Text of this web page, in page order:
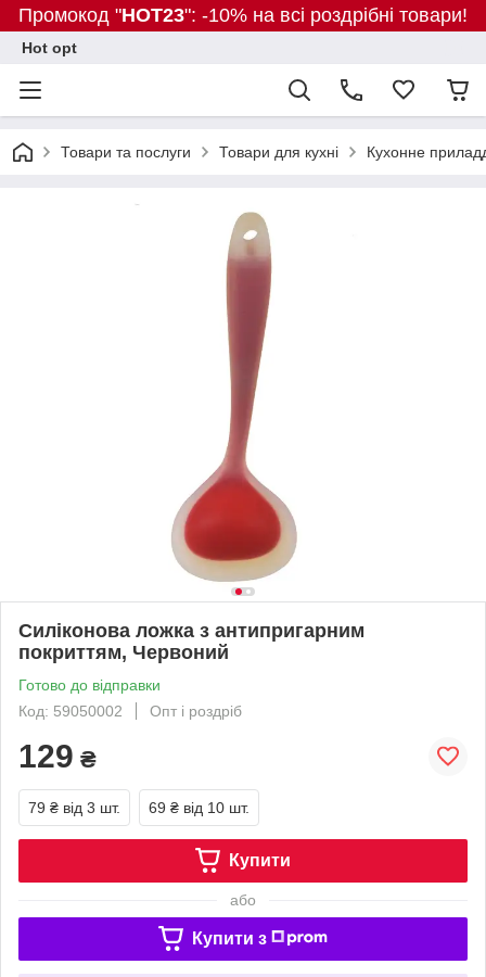
Промокод "HOT23": -10% на всі роздрібні товари!
Hot opt
Товари та послуги Товари для кухні Кухонне
Силіконова ложка з антипригарним
покриттям, Червоний
Готово до відправки
Код: 59050002
Опт і роздріб
129 ₴
79 ₴ від 3 шт. 69 ₴ від 10 шт.
Купити
або
Купити з